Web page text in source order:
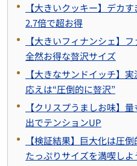
【大きいクッキー】デカ
2.7倍で超お得
【大きいフィナンシェ】
全然お得な贅沢サイズ
【大きなサンドイッチ】
応えは“圧倒的に贅沢”
【クリスプうましお味】
出でテンションUP
【検証結果】巨大化は圧
たっぷりサイズを満喫しよ